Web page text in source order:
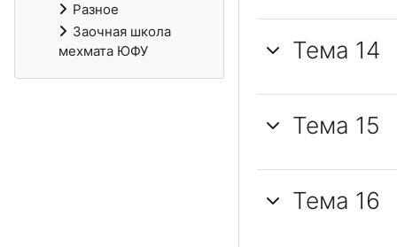
Тема 14
Тема 15
Тема 16
Разное
Заочная школа
мехмата ЮФУ